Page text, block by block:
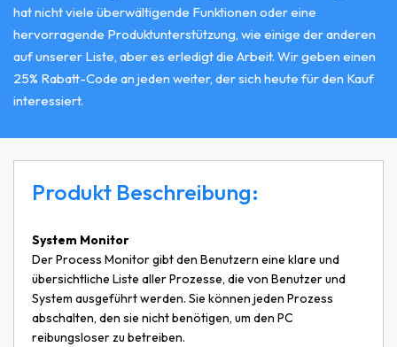
hat nicht viele überwältigende Funktionen oder eine
hervorragende Produktunterstützung, wie einige der anderen
auf unserer Liste, aber es erledigt die Arbeit. Wir geben einen
25% Rabatt-Code an jeden weiter, der sich heute für den Kauf
interessiert.
Produkt Beschreibung:
System Monitor
Der Process Monitor gibt den Benutzern eine klare und
übersichtliche Liste aller Prozesse, die von Benutzer und
System ausgeführt werden. Sie können jeden Prozess
abschalten, den sie nicht benötigen, um den PC
reibungsloser zu betreiben.